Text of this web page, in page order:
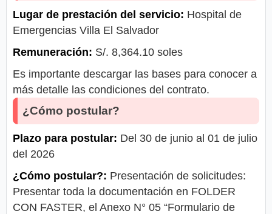
Lugar de prestación del servicio: Hospital de
Emergencias Villa El Salvador
Remuneración: S/. 8,364.10 soles
Es importante descargar las bases para conocer a
más detalle las condiciones del contrato.
¿Cómo postular?
Plazo para postular: Del 30 de junio al 01 de julio
del 2026
¿Cómo postular?: Presentación de solicitudes:
Presentar toda la documentación en FOLDER
CON FASTER, el Anexo N° 05 “Formulario de